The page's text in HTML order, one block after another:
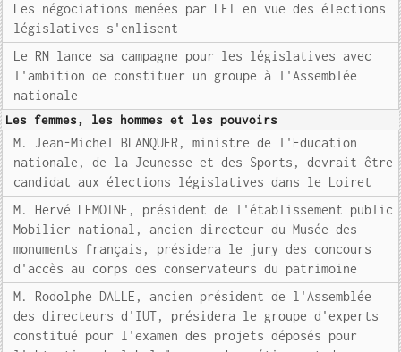
Les négociations menées par LFI en vue des élections
législatives s'enlisent
Le RN lance sa campagne pour les législatives avec
l'ambition de constituer un groupe à l'Assemblée
nationale
Les femmes, les hommes et les pouvoirs
M. Jean-Michel BLANQUER, ministre de l'Education
nationale, de la Jeunesse et des Sports, devrait être
candidat aux élections législatives dans le Loiret
M. Hervé LEMOINE, président de l'établissement public
Mobilier national, ancien directeur du Musée des
monuments français, présidera le jury des concours
d'accès au corps des conservateurs du patrimoine
M. Rodolphe DALLE, ancien président de l'Assemblée
des directeurs d'IUT, présidera le groupe d'experts
constitué pour l'examen des projets déposés pour